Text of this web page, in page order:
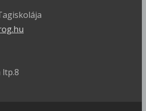
ltp.8